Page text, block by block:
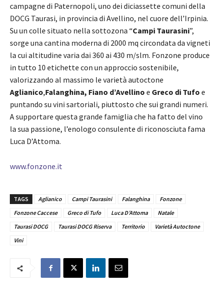
campagne di Paternopoli, uno dei diciassette comuni della
DOCG Taurasi, in provincia di Avellino, nel cuore dell’Irpinia.
Su un colle situato nella sottozona “Campi Taurasini”,
sorge una cantina moderna di 2000 mq circondata da vigneti
la cui altitudine varia dai 360 ai 430 m/slm. Fonzone produce
in tutto 10 etichette con un approccio sostenibile,
valorizzando al massimo le varietà autoctone
Aglianico,Falanghina, Fiano d’Avellino e Greco di Tufo e
puntando su vini sartoriali, piuttosto che sui grandi numeri.
A supportare questa grande famiglia che ha fatto del vino
la sua passione, l’enologo consulente di riconosciuta fama
Luca D’Attoma.
www.fonzone.it
TAGS Aglianico Campi Taurasini Falanghina
Fonzone
Fonzone Caccese
Greco di Tufo Luca D’Attoma
Natale
Taurasi DOCG
Taurasi DOCG Riserva Territorio
Varietà Autoctone
Vini